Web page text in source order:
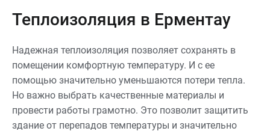
Теплоизоляция в Ерментау
Надежная теплоизоляция позволяет сохранять в
помещении комфортную температуру. И с ее
помощью значительно уменьшаются потери тепла.
Но важно выбрать качественные материалы и
провести работы грамотно. Это позволит защитить
здание от перепадов температуры и значительно